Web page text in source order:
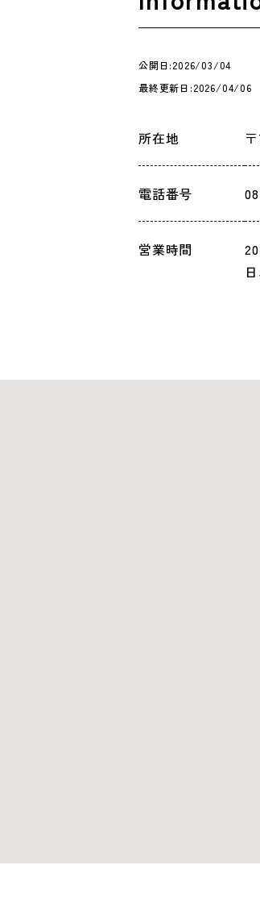
公開日:2026/03/04
最終更新日:2026/04/06
所在地
電話番号
営業時間